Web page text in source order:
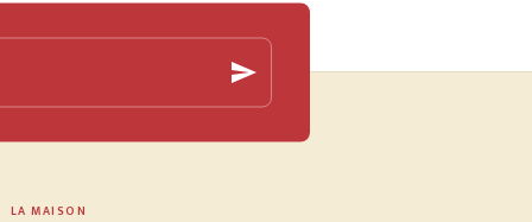
send
LA MAISON